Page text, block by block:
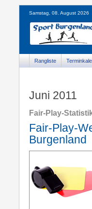
Samstag, 08. August 2026
Rangliste
Juni 2011
Fair-Play-
Fair-Play-
Burgenland